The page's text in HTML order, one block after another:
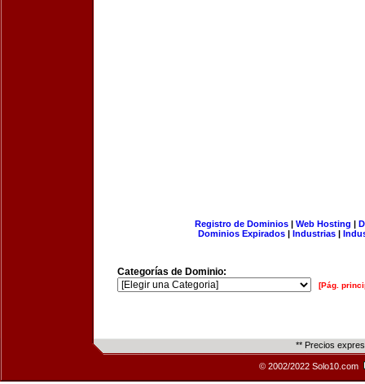
Registro de Dominios| Web Hosting |
Dominios Expirados | Industrias |
Categorías de Dominio:
[Pág.
** Precios
© 2002/2022 Solo10.com